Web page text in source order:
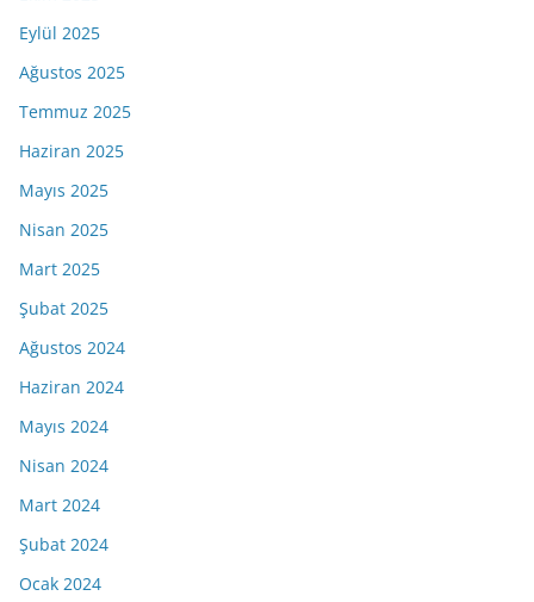
Eylül 2025
Ağustos 2025
Temmuz 2025
Haziran 2025
Mayıs 2025
Nisan 2025
Mart 2025
Şubat 2025
Ağustos 2024
Haziran 2024
Mayıs 2024
Nisan 2024
Mart 2024
Şubat 2024
Ocak 2024